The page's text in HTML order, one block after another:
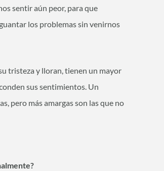
sentir aún peor, para que
los problemas sin venirnos
tristeza y lloran, tienen un mayor
sus sentimientos. Un
pero más amargas son las que no